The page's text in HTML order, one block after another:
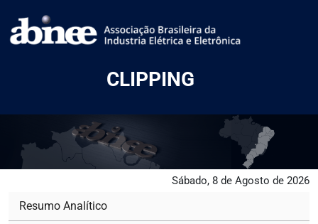
CLIPPING
Sábado, 8 de Agosto de 2026
Resumo Analítico